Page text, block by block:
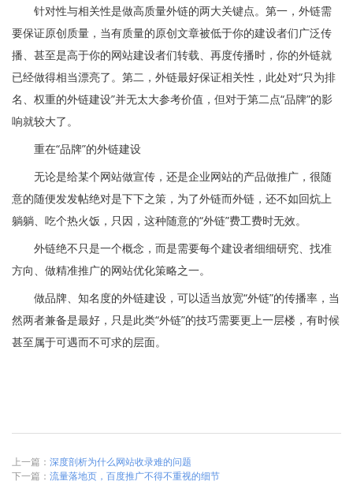
针对性与相关性是做高质量外链的两大关键点。第一，外链需
要保证原创质量，当有质量的原创文章被低于你的建设者们广泛传
播、甚至是高于你的网站建设者们转载、再度传播时，你的外链就
已经做得相当漂亮了。第二，外链最好保证相关性，此处对“只为排
名、权重的外链建设”并无太大参考价值，但对于第二点“品牌”的影
响就较大了。
重在“品牌”的外链建设
无论是给某个网站做宣传，还是企业网站的产品做推广，很随
意的随便发发帖绝对是下下之策，为了外链而外链，还不如回炕上
躺躺、吃个热火饭，只因，这种随意的“外链”费工费时无效。
外链绝不只是一个概念，而是需要每个建设者细细研究、找准
方向、做精准推广的网站优化策略之一。
做品牌、知名度的外链建设，可以适当放宽“外链”的传播率，当
然两者兼备是最好，只是此类“外链”的技巧需要更上一层楼，有时候
甚至属于可遇而不可求的层面。
上一篇： 深度剖析为什么网站收录难的问题
下一篇： 流量落地页，百度推广不得不重视的细节